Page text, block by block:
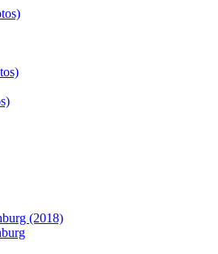
(2018)